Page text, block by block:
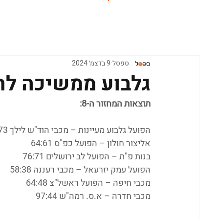
גלבוע ממשיכה
ספסל 9 בדצמ׳ 2024
תוצאות המחזור ה-8:
הפועל גלבוע מעיינות – מכבי הוד"ש לילך 72:73
אליצור חולון – הפועל כפ"ס 64:61
בנות פ"ת – הפועל לב ירושלים 76:71
הפועל עמק יזרעאל – מכבי רעננה 58:38
מכבי חיפה – הפועל ראשל"צ 64:48
מכבי חדרה – א.ס. רמה"ש 97:44